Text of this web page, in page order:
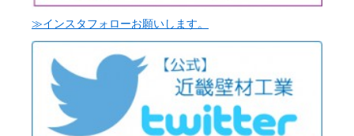
≫インスタフォローお願いします。